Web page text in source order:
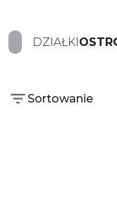
DZIAŁKI
Sortowanie